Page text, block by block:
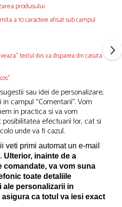
produsului
a 10 caractere afisat sub campul
textul dvs va disparea din casuta
sau idei de personalizare,
campul “Comentarii”. Vom
in practica si va vom
efectuarii lor, cat si
unde va fi cazul.
veti primi automat un e-mail
Ulterior, inainte de a
comandate, va vom suna
toate detaliile
ale personalizarii in
ca totul va iesi exact